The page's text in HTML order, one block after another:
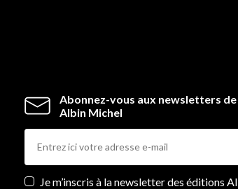
Abonnez-vous aux newsletters de
Albin Michel
Newsletters
Je m’inscris à la newsletter des éditions